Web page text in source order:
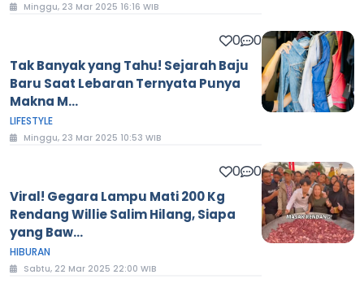
Minggu, 23 Mar 2025 16:16 WIB
0 0
Tak Banyak yang Tahu! Sejarah Baju
Baru Saat Lebaran Ternyata Punya
Makna M...
LIFESTYLE
Minggu, 23 Mar 2025 10:53 WIB
0 0
Viral! Gegara Lampu Mati 200 Kg
Rendang Willie Salim Hilang, Siapa
yang Baw...
HIBURAN
Sabtu, 22 Mar 2025 22:00 WIB